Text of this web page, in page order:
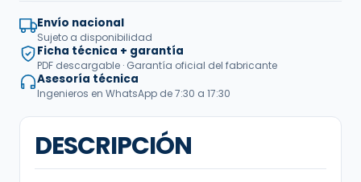
Envío nacional
Sujeto a disponibilidad
Ficha técnica + garantía
PDF descargable · Garantía oficial del fabricante
Asesoría técnica
Ingenieros en WhatsApp de 7:30 a 17:30
DESCRIPCIÓN